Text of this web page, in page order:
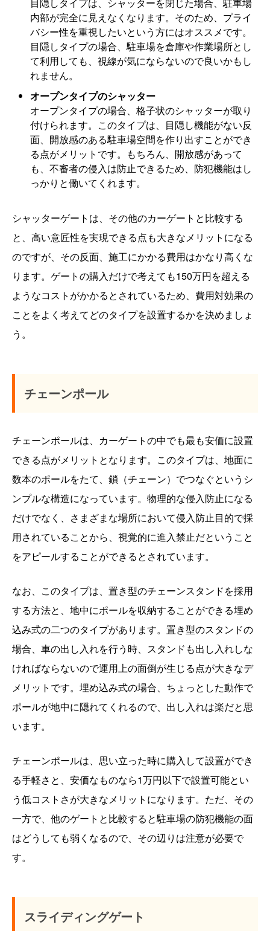
内部が完全に見えなくなります。そのため、プライ
バシー性を重視したいという方にはオススメです。
目隠しタイプの場合、駐車場を倉庫や作業場所とし
て利用しても、視線が気にならないので良いかもし
れません。
オープンタイプのシャッター
オープンタイプの場合、格子状のシャッターが取り
付けられます。このタイプは、目隠し機能がない反
面、開放感のある駐車場空間を作り出すことができ
る点がメリットです。もちろん、開放感があって
も、不審者の侵入は防止できるため、防犯機能はし
っかりと働いてくれます。
シャッターゲートは、その他のカーゲートと比較する
と、高い意匠性を実現できる点も大きなメリットになる
のですが、その反面、施工にかかる費用はかなり高くな
ります。ゲートの購入だけで考えても150万円を超える
ようなコストがかかるとされているため、費用対効果の
ことをよく考えてどのタイプを設置するかを決めましょ
う。
チェーンポール
チェーンポールは、カーゲートの中でも最も安価に設置
できる点がメリットとなります。このタイプは、地面に
数本のポールをたて、鎖（チェーン）でつなぐというシ
ンプルな構造になっています。物理的な侵入防止になる
だけでなく、さまざまな場所において侵入防止目的で採
用されていることから、視覚的に進入禁止だということ
をアピールすることができるとされています。
なお、このタイプは、置き型のチェーンスタンドを採用
する方法と、地中にポールを収納することができる埋め
込み式の二つのタイプがあります。置き型のスタンドの
場合、車の出し入れを行う時、スタンドも出し入れしな
ければならないので運用上の面倒が生じる点が大きなデ
メリットです。埋め込み式の場合、ちょっとした動作で
ポールが地中に隠れてくれるので、出し入れは楽だと思
います。
チェーンポールは、思い立った時に購入して設置ができ
る手軽さと、安価なものなら1万円以下で設置可能とい
う低コストさが大きなメリットになります。ただ、その
一方で、他のゲートと比較すると駐車場の防犯機能の面
はどうしても弱くなるので、その辺りは注意が必要で
す。
スライディングゲート